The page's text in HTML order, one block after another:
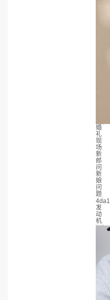
婚
礼
现
场
新
郎
问
新
娘
问
题
4da1
发
动
机